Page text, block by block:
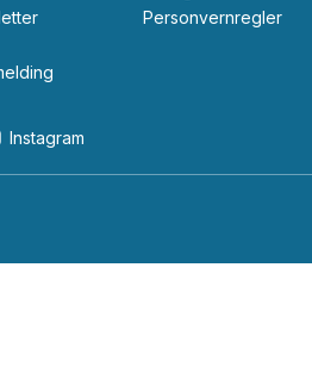
Instagram
Personvernregler